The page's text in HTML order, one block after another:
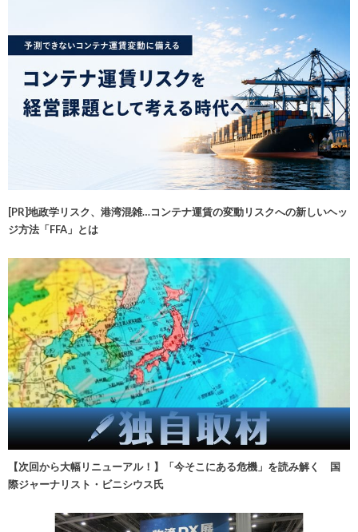
[PR]地政学リスク、港湾混雑…コンテナ運賃の変動リスクへの新しいヘッ
ジ方法「FFA」とは
【次回から大幅リニューアル！】「今そこにある危機」を読み解く 国
際ジャーナリスト・ビニシウス氏